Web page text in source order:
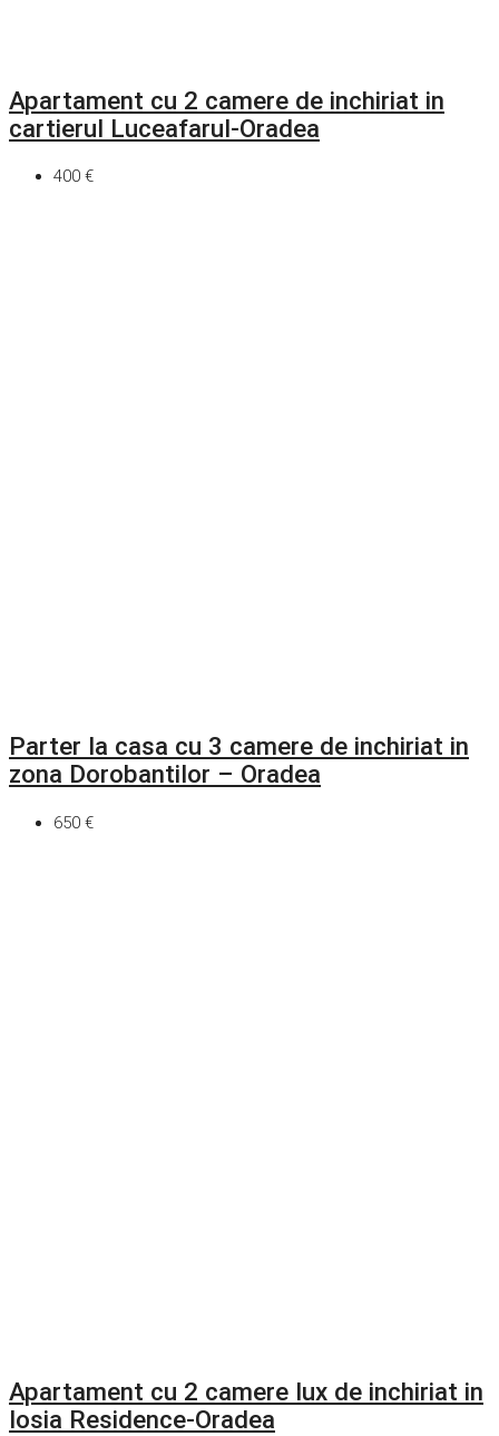
Apartament cu 2 camere de inchiriat in
cartierul Luceafarul-Oradea
400 €
Parter la casa cu 3 camere de inchiriat in
zona Dorobantilor – Oradea
650 €
Apartament cu 2 camere lux de inchiriat in
Iosia Residence-Oradea